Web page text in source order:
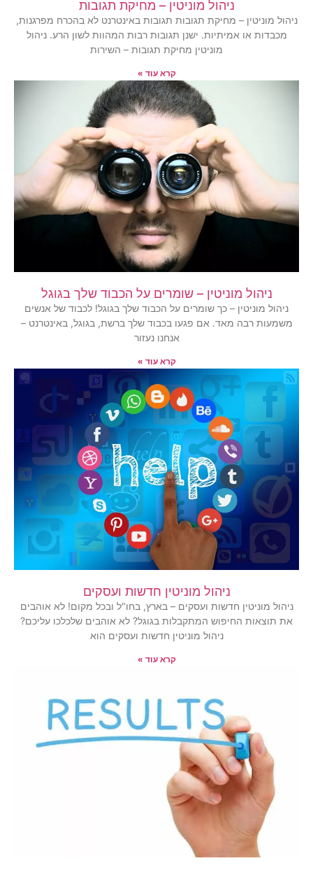
ניהול מוניטין – מחיקת תגובות
ניהול מוניטין – מחיקת תגובות תגובות באינטרנט לא בהכרח מפרגנות,
מכבדות או אמיתיות. ישנן תגובות רבות המהוות לשון הרע. ניהול
מוניטין מחיקת תגובות – השירות
קרא עוד »
ניהול מוניטין – שומרים על הכבוד שלך בגוגל
ניהול מוניטין – כך שומרים על הכבוד שלך בגוגל! לכבוד של אנשים
משמעות רבה מאד. אם פגעו בכבוד שלך ברשת, בגוגל, באינטרנט –
אנחנו נעזור
קרא עוד »
ניהול מוניטין חדשות ועסקים
ניהול מוניטין חדשות ועסקים – בארץ, בחו"ל ובכל מקום! לא אוהבים
את תוצאות החיפוש המתקבלות בגוגל? לא אוהבים שלכלכו עליכם?
ניהול מוניטין חדשות ועסקים הוא
קרא עוד »